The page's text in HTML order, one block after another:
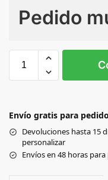
Pedido
XXL 3XL
Olive
Envío gratis para
Devoluciones hasta 15
personalizar
Envíos en 48 horas